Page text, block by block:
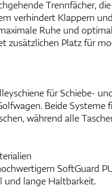
Trennfächer,
verhindert Klappern
Ruhe und
zusätzlichen Platz für
für Schiebe-
Beide Systeme
während alle
SoftGuard
und lange Haltbarkeit.